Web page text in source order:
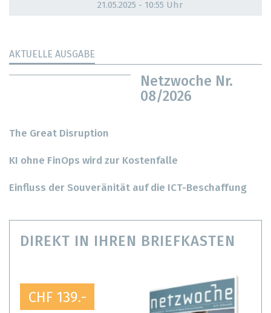
21.05.2025 - 10:55 Uhr
AKTUELLE AUSGABE
Netzwoche Nr.
08/2026
The Great Disruption
KI ohne FinOps wird zur Kostenfalle
Einfluss der Souveränität auf die ICT-Beschaffung
DIREKT IN IHREN BRIEFKASTEN
CHF 139.-